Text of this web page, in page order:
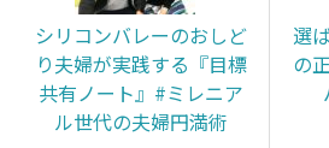
シリコンバレーのおしど
り夫婦が実践する『目標
共有ノート』#ミレニア
ル世代の夫婦円満術
選
の